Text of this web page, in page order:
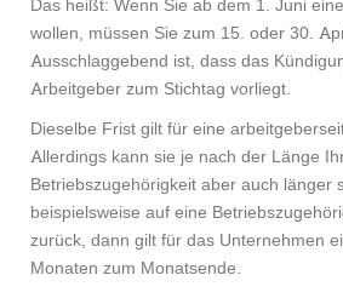
wollen, müssen Sie zum 15. oder 30.
Ausschlaggebend ist, dass das
Arbeitgeber zum Stichtag vorliegt.
Dieselbe Frist gilt für eine
Allerdings kann sie je nach der Länge
Betriebszugehörigkeit aber auch länger
beispielsweise auf eine
zurück, dann gilt für das Unternehmen
Monaten zum Monatsende.